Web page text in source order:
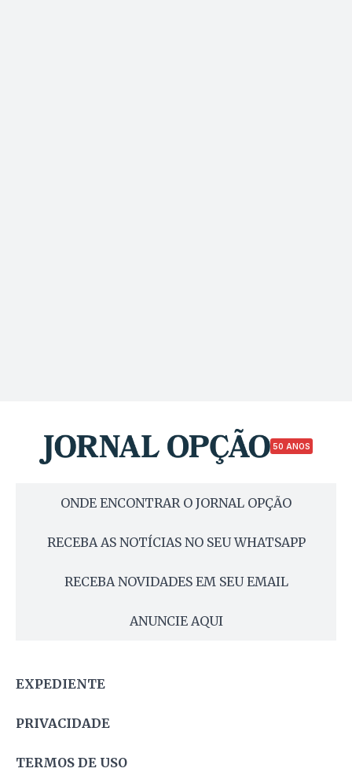
50 ANOS
ONDE ENCONTRAR O JORNAL OPÇÃO
RECEBA AS NOTÍCIAS NO SEU WHATSAPP
RECEBA NOVIDADES EM SEU EMAIL
ANUNCIE AQUI
EXPEDIENTE
PRIVACIDADE
TERMOS DE USO